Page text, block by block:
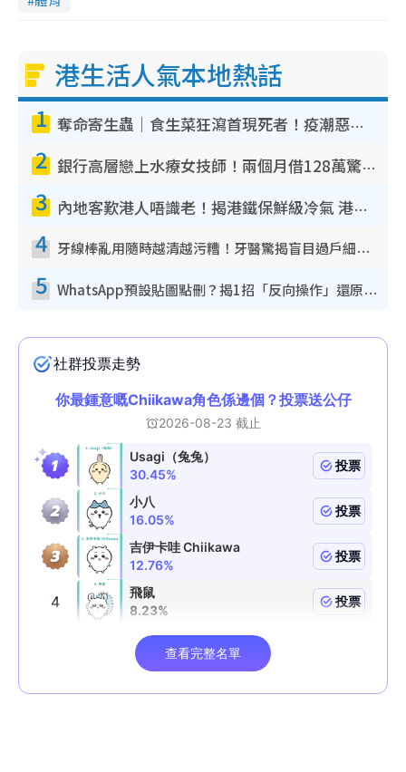
港生活人氣本地熱話
1 奪命寄生蟲｜食生菜狂瀉首現死者！疫潮惡化錄1.8萬宗病例 揭洗菜3大謬誤
2 銀行高層戀上水療女技師！兩個月借128萬驚覺「沉船」沉落火海 揭背後疑似邪教操控賣淫
3 內地客歎港人唔識老！揭港鐵保鮮級冷氣 港人求放過：咪投訴
4 牙線棒亂用隨時越清越污糟！牙醫驚揭盲目過戶細菌恐致蛀牙：呢種先係日常真保養
5 WhatsApp預設貼圖點刪？揭1招「反向操作」還原簡潔介面 附3步實測教學